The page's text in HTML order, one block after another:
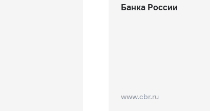
Банка России
www.cbr.ru